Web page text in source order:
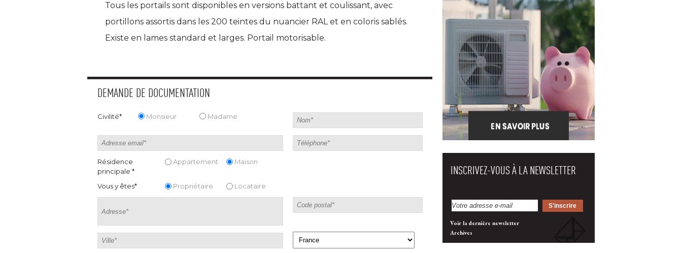
Tous les portails sont disponibles en versions battant et coulissant, avec
portillons assortis dans les 200 teintes du nuancier RAL et en coloris sablés.
Existe en lames standard et larges. Portail motorisable.
DEMANDE DE DOCUMENTATION
Civilité* Monsieur Madame
Résidence
principale *
Appartement Maison
Vous y êtes* Propriétaire Locataire
INSCRIVEZ-VOUS À LA NEWSLETTER
Voir la dernière newsletter
Archives